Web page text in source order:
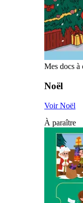
Mes docs à
Noël
Voir Noël
À paraître